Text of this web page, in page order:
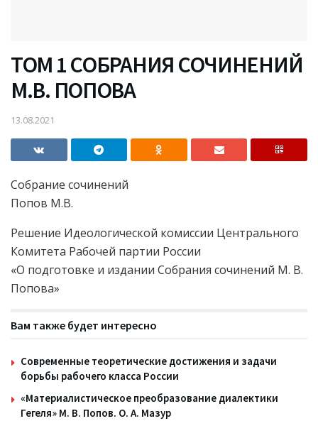
ТОМ 1 СОБРАНИЯ СОЧИНЕНИЙ
М.В. ПОПОВА
13.08.2021
Собрание сочинений
Попов М.В.
Решение Идеологической комиссии Центрального
Комитета Рабочей партии России
«О подготовке и издании Собрания сочинений М. В.
Попова»
Вам также будет интересно
Современные теоретические достижения и задачи
борьбы рабочего класса России
«Материалистическое преобразование диалектики
Гегеля» М. В. Попов. О. А. Мазур